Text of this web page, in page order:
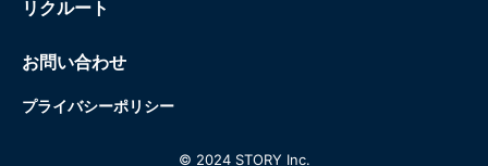
リクルート
お問い合わせ
プライバシーポリシー
© 2024 STORY Inc.